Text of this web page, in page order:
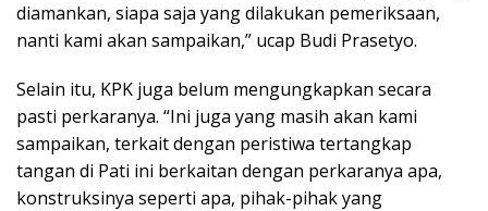
diamankan, siapa saja yang dilakukan pemeriksaan,
nanti kami akan sampaikan,” ucap Budi Prasetyo.
Selain itu, KPK juga belum mengungkapkan secara
pasti perkaranya. “Ini juga yang masih akan kami
sampaikan, terkait dengan peristiwa tertangkap
tangan di Pati ini berkaitan dengan perkaranya apa,
konstruksinya seperti apa, pihak-pihak yang